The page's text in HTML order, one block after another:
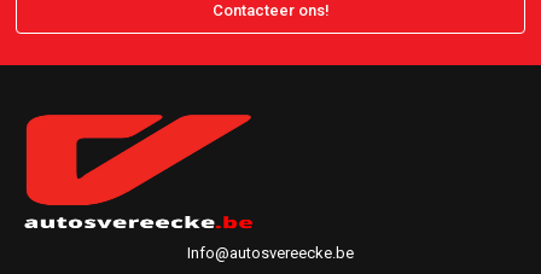
Contacteer ons!
Info@autosvereecke.be